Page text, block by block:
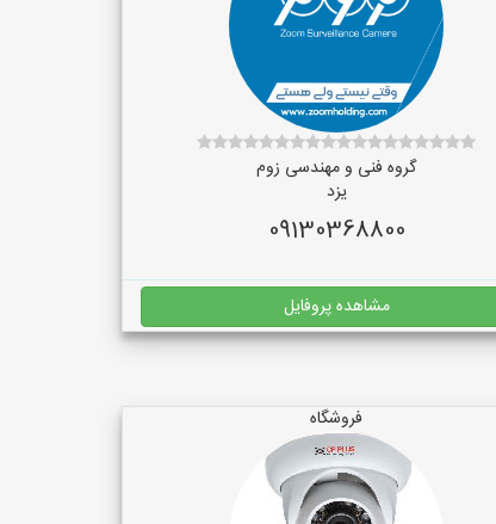
گروه فنی و مهندسی زوم
یزد
09130368800
مشاهده پروفایل
فروشگاه